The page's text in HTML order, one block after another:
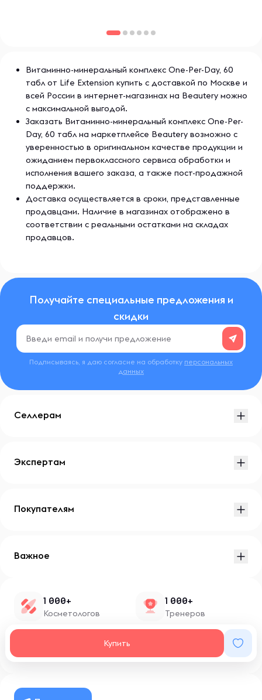
Витаминно-минеральный комплекс One-Per-Day, 60
табл от Life Extension купить с доставкой по Москве и
всей России в интернет-магазинах на Beautery можно
с максимальной выгодой.
Заказать Витаминно-минеральный комплекс One-Per-
Day, 60 табл на маркетплейсе Beautery возможно с
уверенностью в оригинальном качестве продукции и
ожиданием первоклассного сервиса обработки и
исполнения вашего заказа, а также пост-продажной
поддержки.
Доставка осуществляется в сроки, представленные
продавцами. Наличие в магазинах отображено в
соответствии с реальными остатками на складах
продавцов.
Получайте специальные предложения и
скидки
Подписываясь, я даю согласие на обработку персональных
данных
Купить
Селлерам
Экспертам
Покупателям
Важное
1 000+
Косметологов
1 000+
Тренеров